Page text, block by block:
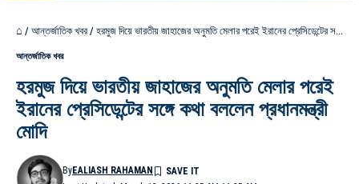
⌂ / আন্তর্জাতিক খবর / হরমুজ দিয়ে ভারতীয় জাহাজের অনুমতি মেলার পরেই ইরানের প্রেসিডেন্টের সঙ্গে কথা বললেন প্রধানমন্ত্রী মোদি
আন্তর্জাতিক খবর
হরমুজ দিয়ে ভারতীয় জাহাজের অনুমতি মেলার পরেই
ইরানের প্রেসিডেন্টের সঙ্গে কথা বললেন প্রধানমন্ত্রী
মোদি
ByEALIASH RAHAMAN